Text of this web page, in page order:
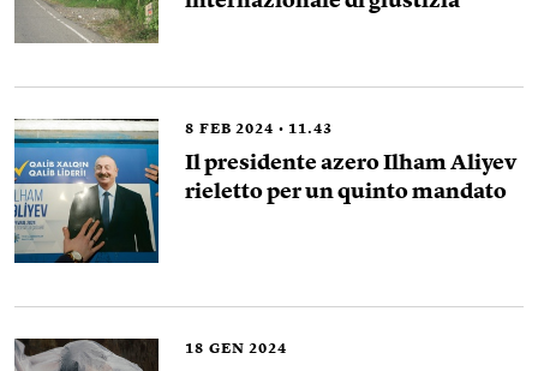
8 FEB 2024 11.43
Il presidente azero Ilham Aliyev
rieletto per un quinto mandato
18 GEN 2024